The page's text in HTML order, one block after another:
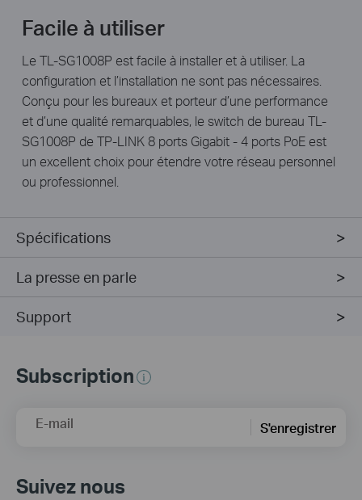
Facile à utiliser
Le TL-SG1008P est facile à installer et à utiliser. La
configuration et l’installation ne sont pas nécessaires.
Conçu pour les bureaux et porteur d’une performance
et d’une qualité remarquables, le switch de bureau TL-
SG1008P de TP-LINK 8 ports Gigabit - 4 ports PoE est
un excellent choix pour étendre votre réseau personnel
ou professionnel.
Spécifications
La presse en parle
Support
Subscription
E-mail S'enregistrer
Suivez nous